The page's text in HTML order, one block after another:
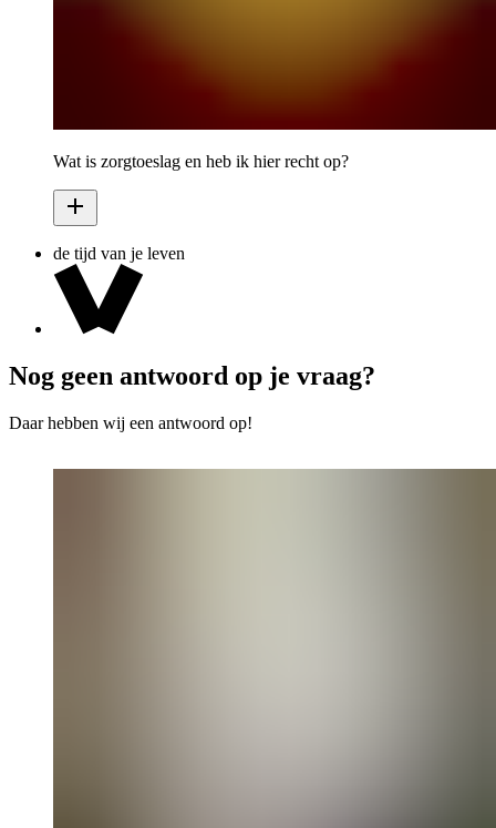
Wat is zorgtoeslag en heb ik hier recht op?
de tijd van je leven
Nog geen antwoord op je vraag?
Daar hebben wij een antwoord op!